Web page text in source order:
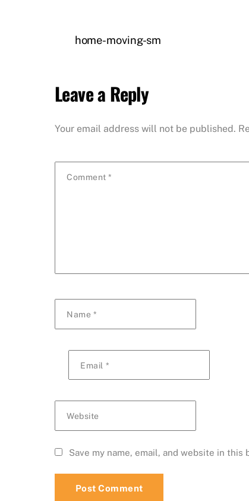
home-moving-sm
Leave a Reply
Your email address will not be published.
Comment*
Name *
Email *
Website
Save my name, email, and website in